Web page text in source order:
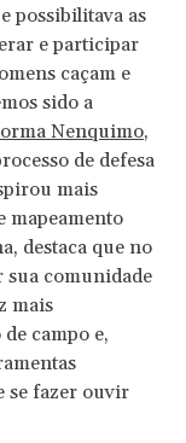
possibilitava as
e participar
caçam e
sido a
Nenquimo,
de defesa
mais
mapeamento
destaca que no
comunidade
mais
campo e,
se fazer ouvir